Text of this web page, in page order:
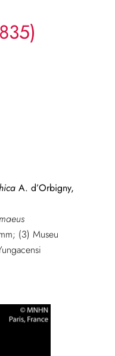
A. d’Orbigny,
(3) Museu